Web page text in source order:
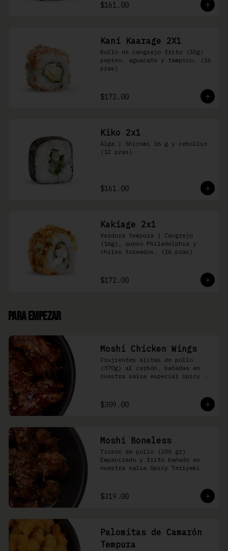
$161.00
Kani Kaarage 2X1
Rollo de cangrejo frito (30g)
pepino, aguacate y tampico. (16
pzas)
$172.00
Kiko 2x1
Alga | Shiromi 16 g y cebollin
(12 pzas)
$161.00
Kakiage 2x1
Verdura tempura | Cangrejo
(16g), queso Philadelphia y
chiles toreados. (16 pzas)
$172.00
Para Empezar
Moshi Chicken Wings
Crujientes alitas de pollo
(370g) al carbón, bañadas en
nuestra salsa especial spicy
$309.00
Moshi Boneless
Trozos de pollo (200 gr)
Empanizado y frito bañado en
nuestra salsa Spicy Teriyaki
$319.00
Palomitas de Camarón
Tempura